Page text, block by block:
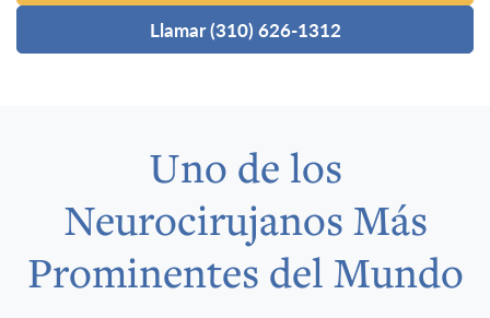
Llamar (310) 626-1312
Uno de los
Neurocirujanos Más
Prominentes del Mundo